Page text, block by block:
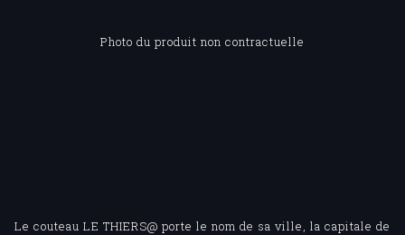
Photo du produit non contractuelle
Le couteau LE THIERS@ porte le nom de sa ville, la capitale de